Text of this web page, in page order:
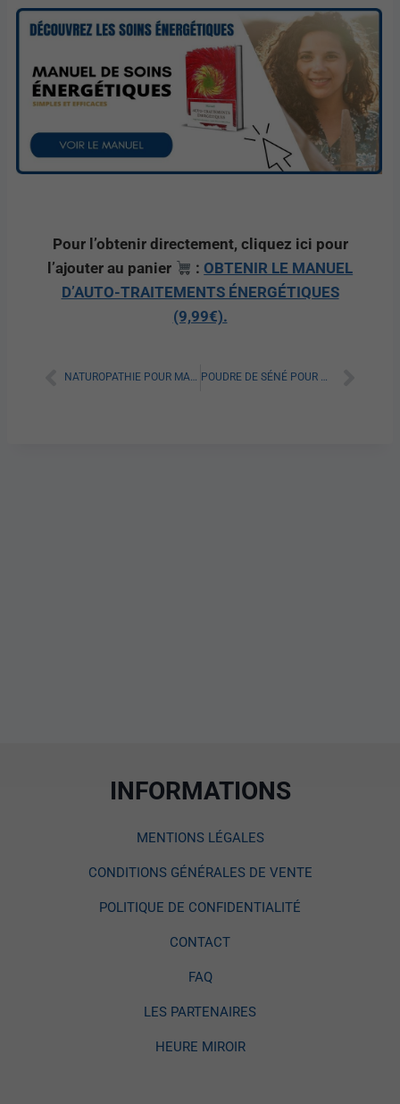
Pour l’obtenir directement, cliquez ici pour
l’ajouter au panier
: OBTENIR LE MANUEL
D’AUTO-TRAITEMENTS ÉNERGÉTIQUES
(9,99€).
NATUROPATHIE POUR MAIGRIR : TOUT SAVOIR SUR CETTE APPROCHE NATURELLE POUDRE DE SÉNÉ POUR MAIGRIR : TOUT SAVOIR SUR SES BIENFAITS
INFORMATIONS
MENTIONS LÉGALES
CONDITIONS GÉNÉRALES DE VENTE
POLITIQUE DE CONFIDENTIALITÉ
CONTACT
FAQ
LES PARTENAIRES
HEURE MIROIR